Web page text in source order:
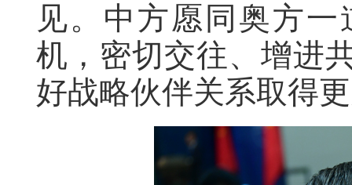
见。中方愿同奥方
机，密切交往、增进
好战略伙伴关系取得